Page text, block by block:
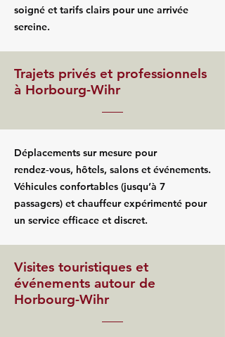
soigné et tarifs clairs pour une arrivée
sereine.
Trajets privés et professionnels
à Horbourg-Wihr
Déplacements sur mesure pour
rendez‑vous, hôtels, salons et événements.
Véhicules confortables (jusqu’à 7
passagers) et chauffeur expérimenté pour
un service efficace et discret.
Visites touristiques et
événements autour de
Horbourg-Wihr